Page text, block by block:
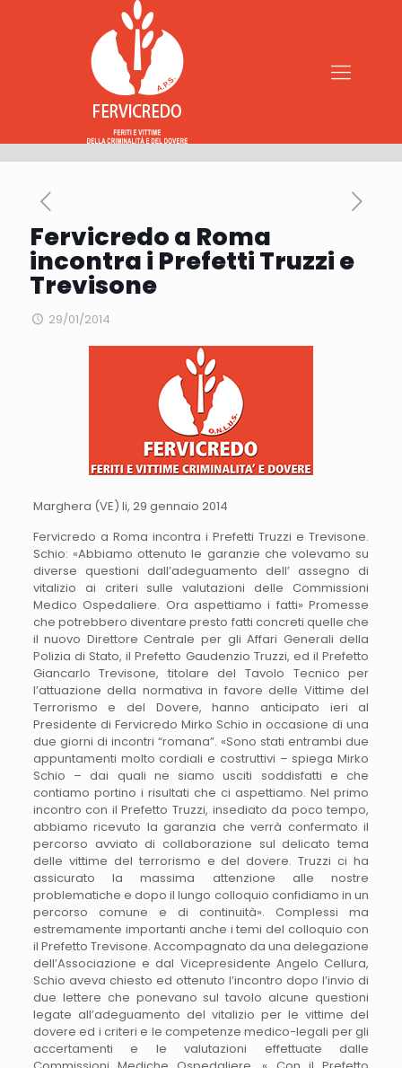
Fervicredo a Roma
incontra i Prefetti Truzzi e
Trevisone
29/01/2014
Marghera (VE) li, 29 gennaio 2014
Fervicredo a Roma incontra i Prefetti Truzzi e Trevisone.
Schio: «Abbiamo ottenuto le garanzie che volevamo su
diverse questioni dall’adeguamento dell’ assegno di
vitalizio ai criteri sulle valutazioni delle Commissioni
Medico Ospedaliere. Ora aspettiamo i fatti» Promesse
che potrebbero diventare presto fatti concreti quelle che
il nuovo Direttore Centrale per gli Affari Generali della
Polizia di Stato, il Prefetto Gaudenzio Truzzi, ed il Prefetto
Giancarlo Trevisone, titolare del Tavolo Tecnico per
l’attuazione della normativa in favore delle Vittime del
Terrorismo e del Dovere, hanno anticipato ieri al
Presidente di Fervicredo Mirko Schio in occasione di una
due giorni di incontri “romana”. «Sono stati entrambi due
appuntamenti molto cordiali e costruttivi – spiega Mirko
Schio – dai quali ne siamo usciti soddisfatti e che
contiamo portino i risultati che ci aspettiamo. Nel primo
incontro con il Prefetto Truzzi, insediato da poco tempo,
abbiamo ricevuto la garanzia che verrà confermato il
percorso avviato di collaborazione sul delicato tema
delle vittime del terrorismo e del dovere. Truzzi ci ha
assicurato la massima attenzione alle nostre
problematiche e dopo il lungo colloquio confidiamo in un
percorso comune e di continuità». Complessi ma
estremamente importanti anche i temi del colloquio con
il Prefetto Trevisone. Accompagnato da una delegazione
dell’Associazione e dal Vicepresidente Angelo Cellura,
Schio aveva chiesto ed ottenuto l’incontro dopo l’invio di
due lettere che ponevano sul tavolo alcune questioni
legate all’adeguamento del vitalizio per le vittime del
dovere ed i criteri e le competenze medico-legali per gli
accertamenti e le valutazioni effettuate dalle